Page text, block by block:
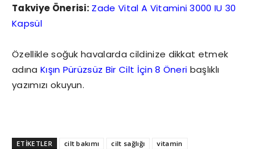
Takviye Önerisi: Zade Vital A Vitamini 3000 IU 30
Kapsül
Özellikle soğuk havalarda cildinize dikkat etmek
adına Kışın Pürüzsüz Bir Cilt İçin 8 Öneri başlıklı
yazımızı okuyun.
ETİKETLER cilt bakımı cilt sağlığı vitamin